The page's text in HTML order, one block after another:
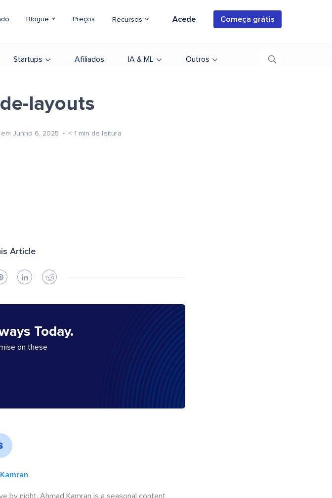
Blogue Preços Recursos Acede Começa grátis
Startups Afiliados IA & ML Outros
layouts
Junho 6, 2025 < 1 min de leitura
Article
Today.
on these
by night. Ahmad Kamran is a seasonal content